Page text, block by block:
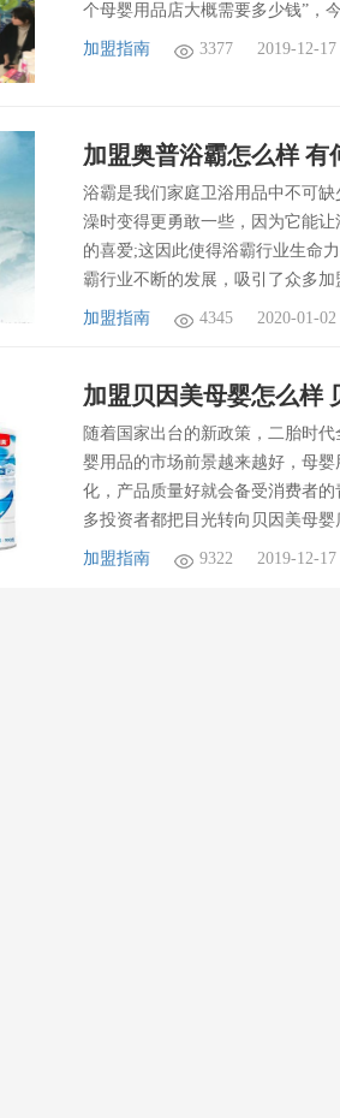
个母婴用品店大概需要多少钱”，
加盟指南 3377 2019-12-17
加盟奥普浴霸怎么样 有
浴霸是我们家庭卫浴用品中不可
澡时变得更勇敢一些，因为它能
的喜爱;这因此使得浴霸行业生命
霸行业不断的发展，吸引了众多
加盟指南 4345 2020-01-02
加盟贝因美母婴怎么样
随着国家出台的新政策，二胎时
婴用品的市场前景越来越好，母
化，产品质量好就会备受消费者
多投资者都把目光转向贝因美母婴
加盟指南 9322 2019-12-17